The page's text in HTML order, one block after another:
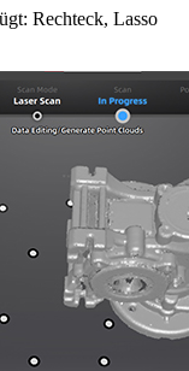
Rechteck, Lasso